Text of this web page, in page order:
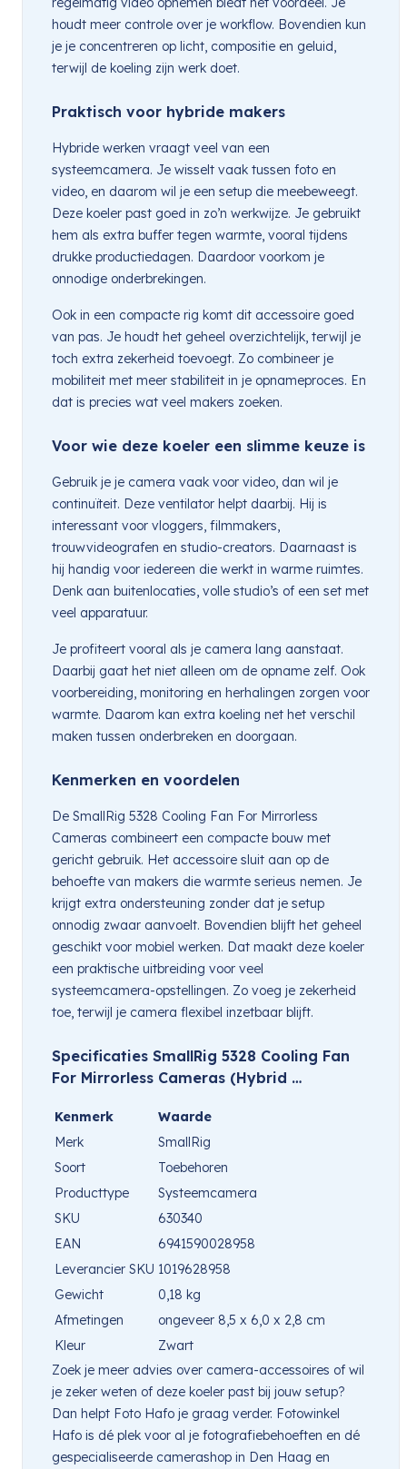
houdt meer controle over je workflow. Bovendien kun
je je concentreren op licht, compositie en geluid,
terwijl de koeling zijn werk doet.
Praktisch voor hybride makers
Hybride werken vraagt veel van een
systeemcamera. Je wisselt vaak tussen foto en
video, en daarom wil je een setup die meebeweegt.
Deze koeler past goed in zo’n werkwijze. Je gebruikt
hem als extra buffer tegen warmte, vooral tijdens
drukke productiedagen. Daardoor voorkom je
onnodige onderbrekingen.
Ook in een compacte rig komt dit accessoire goed
van pas. Je houdt het geheel overzichtelijk, terwijl je
toch extra zekerheid toevoegt. Zo combineer je
mobiliteit met meer stabiliteit in je opnameproces. En
dat is precies wat veel makers zoeken.
Voor wie deze koeler een slimme keuze is
Gebruik je je camera vaak voor video, dan wil je
continuïteit. Deze ventilator helpt daarbij. Hij is
interessant voor vloggers, filmmakers,
trouwvideografen en studio-creators. Daarnaast is
hij handig voor iedereen die werkt in warme ruimtes.
Denk aan buitenlocaties, volle studio’s of een set met
veel apparatuur.
Je profiteert vooral als je camera lang aanstaat.
Daarbij gaat het niet alleen om de opname zelf. Ook
voorbereiding, monitoring en herhalingen zorgen voor
warmte. Daarom kan extra koeling net het verschil
maken tussen onderbreken en doorgaan.
Kenmerken en voordelen
De SmallRig 5328 Cooling Fan For Mirrorless
Cameras combineert een compacte bouw met
gericht gebruik. Het accessoire sluit aan op de
behoefte van makers die warmte serieus nemen. Je
krijgt extra ondersteuning zonder dat je setup
onnodig zwaar aanvoelt. Bovendien blijft het geheel
geschikt voor mobiel werken. Dat maakt deze koeler
een praktische uitbreiding voor veel
systeemcamera-opstellingen. Zo voeg je zekerheid
toe, terwijl je camera flexibel inzetbaar blijft.
Specificaties SmallRig 5328 Cooling Fan
For Mirrorless Cameras (Hybrid …
Kenmerk
Waarde
Merk
SmallRig
Soort
Toebehoren
Producttype
Systeemcamera
SKU
630340
EAN
6941590028958
Leverancier SKU 1019628958
Gewicht
0,18 kg
Afmetingen
ongeveer 8,5 x 6,0 x 2,8 cm
Kleur
Zwart
Zoek je meer advies over camera-accessoires of wil
je zeker weten of deze koeler past bij jouw setup?
Dan helpt Foto Hafo je graag verder. Fotowinkel
Hafo is dé plek voor al je fotografiebehoeften en dé
gespecialiseerde camerashop in Den Haag en